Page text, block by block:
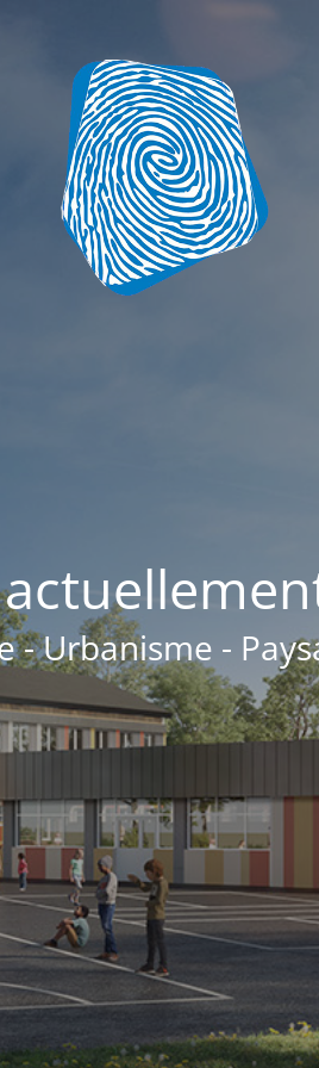
- Urbanisme -